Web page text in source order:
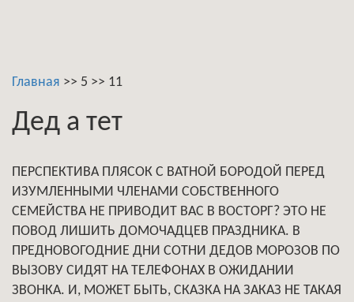
Главная >> 5 >> 11
Дед а тет
ПЕРСПЕКТИВА ПЛЯСОК С ВАТНОЙ БОРОДОЙ ПЕРЕД
ИЗУМЛЕННЫМИ ЧЛЕНАМИ СОБСТВЕННОГО
СЕМЕЙСТВА НЕ ПРИВОДИТ ВАС В ВОСТОРГ? ЭТО НЕ
ПОВОД ЛИШИТЬ ДОМОЧАДЦЕВ ПРАЗДНИКА. В
ПРЕДНОВОГОДНИЕ ДНИ СОТНИ ДЕДОВ МОРОЗОВ ПО
ВЫЗОВУ СИДЯТ НА ТЕЛЕФОНАХ В ОЖИДАНИИ
ЗВОНКА. И, МОЖЕТ БЫТЬ, СКАЗКА НА ЗАКАЗ НЕ ТАКАЯ